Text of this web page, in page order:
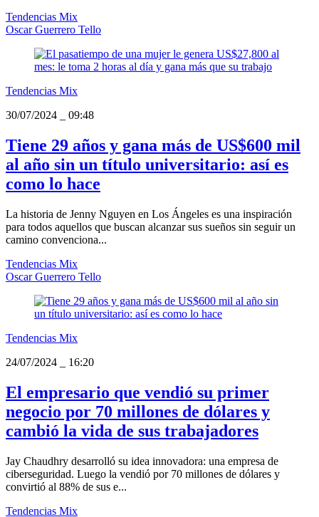
Tendencias Mix
Oscar Guerrero Tello
Tendencias Mix
30/07/2024
09:48
Tiene 29 años y gana más de US$600 mil
al año sin un título universitario: así es
como lo hace
La historia de Jenny Nguyen en Los Ángeles es una inspiración
para todos aquellos que buscan alcanzar sus sueños sin seguir un
camino convenciona...
Tendencias Mix
Oscar Guerrero Tello
Tendencias Mix
24/07/2024
16:20
El empresario que vendió su primer
negocio por 70 millones de dólares y
cambió la vida de sus trabajadores
Jay Chaudhry desarrolló su idea innovadora: una empresa de
ciberseguridad. Luego la vendió por 70 millones de dólares y
convirtió al 88% de sus e...
Tendencias Mix